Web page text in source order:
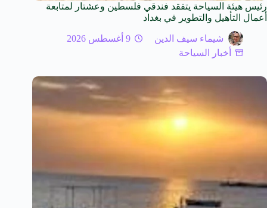
رئيس هيئة السياحة يتفقد فندقي فلسطين وعشتار لمتابعة
أعمال التأهيل والتطوير في بغداد
شيماء سيف الدين
9 أغسطس 2026
أخبار السياحة